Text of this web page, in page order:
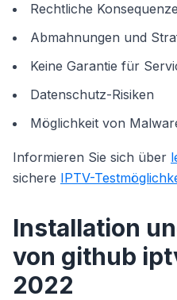
Rechtliche
Abmahnungen und
Keine Garantie für
Datenschutz-Risiken
Möglichkeit von
Informieren Sie sich über
sichere IPTV-
Installation
von github
2022